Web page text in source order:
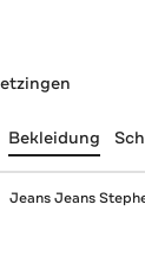
Bekleidung
Jeans Jeans